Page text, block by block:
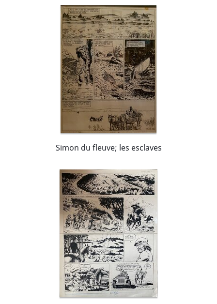
Simon du fleuve; les esclaves